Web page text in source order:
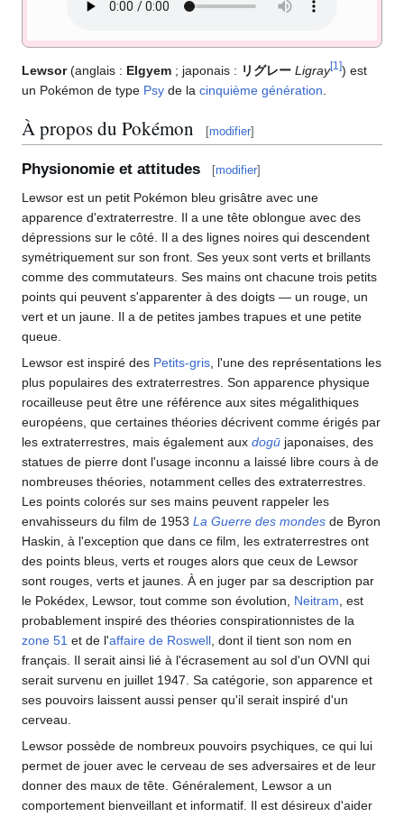
Lewsor(anglais : Elgyem ; japonais : リグレー Ligray[1 ]) est
un Pokémon de type Psy de la cinquième génération
À propos du Pokémon [modifier]
Physionomie et attitudes [modifier]
Lewsor est un petit Pokémon bleu grisâtre avec une
apparence d'extraterrestre. Il a une tête oblongue avec des
dépressions sur le côté. Il a des lignes noires qui descendent
symétriquement sur son front. Ses yeux sont verts et brillants
comme des commutateurs. Ses mains ont chacune trois petits
points qui peuvent s'apparenter à des doigts — un rouge, un
vert et un jaune. Il a de petites jambes trapues et une petite
queue.
Lewsor est inspiré des Petits-gris , l'une des représentations les
plus populaires des extraterrestres. Son apparence physique
rocailleuse peut être une référence aux sites mégalithiques
européens, que certaines théories décrivent comme érigés par
les extraterrestres, mais également aux dogū japonaises, des
statues de pierre dont l'usage inconnu a laissé libre cours à de
nombreuses théories, notamment celles des extraterrestres.
Les points colorés sur ses mains peuvent rappeler les
envahisseurs du film de 1953 La Guerre des mondes de Byron
Haskin, à l'exception que dans ce film, les extraterrestres ont
des points bleus, verts et rouges alors que ceux de Lewsor
sont rouges, verts et jaunes. À en juger par sa description par
le Pokédex, Lewsor, tout comme son évolution, Neitram , est
probablement inspiré des théories conspirationnistes de la
zone 51 et de l'affaire de Roswell , dont il tient son nom en
français. Il serait ainsi lié à l'écrasement au sol d'un OVNI qui
serait survenu en juillet 1947. Sa catégorie, son apparence et
ses pouvoirs laissent aussi penser qu'il serait inspiré d'un
cerveau.
Lewsor possède de nombreux pouvoirs psychiques, ce qui lui
permet de jouer avec le cerveau de ses adversaires et de leur
donner des maux de tête. Généralement, Lewsor a un
comportement bienveillant et informatif. Il est désireux d'aider